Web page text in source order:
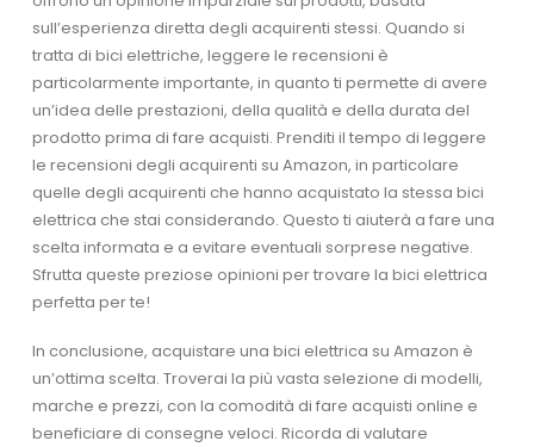
sull’esperienza diretta degli acquirenti stessi. Quando si
tratta di bici elettriche, leggere le recensioni è
particolarmente importante, in quanto ti permette di avere
un’idea delle prestazioni, della qualità e della durata del
prodotto prima di fare acquisti. Prenditi il tempo di leggere
le recensioni degli acquirenti su Amazon, in particolare
quelle degli acquirenti che hanno acquistato la stessa bici
elettrica che stai considerando. Questo ti aiuterà a fare una
scelta informata e a evitare eventuali sorprese negative.
Sfrutta queste preziose opinioni per trovare la bici elettrica
perfetta per te!
In conclusione, acquistare una bici elettrica su Amazon è
un’ottima scelta. Troverai la più vasta selezione di modelli,
marche e prezzi, con la comodità di fare acquisti online e
beneficiare di consegne veloci. Ricorda di valutare